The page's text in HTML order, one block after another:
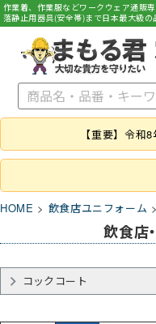
作業着、作業服などワークウェア通販
落静止用器具(安全帯)まで日本最大級の
【重要】令
HOME 飲食店ユニフォーム
飲食店
コックコート